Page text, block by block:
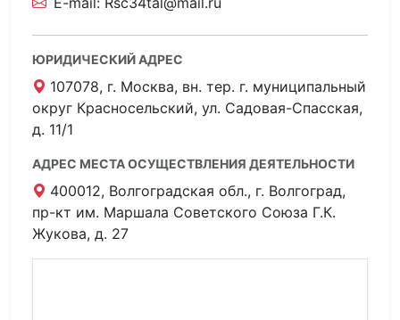
ЮРИДИЧЕСКИЙ АДРЕС
107078, г. Москва, вн. тер. г. муниципальный
округ Красносельский, ул. Садовая-Спасская,
д. 11/1
АДРЕС МЕСТА ОСУЩЕСТВЛЕНИЯ ДЕЯТЕЛЬНОСТИ
400012, Волгоградская обл., г. Волгоград,
пр-кт им. Маршала Советского Союза Г.К.
Жукова, д. 27